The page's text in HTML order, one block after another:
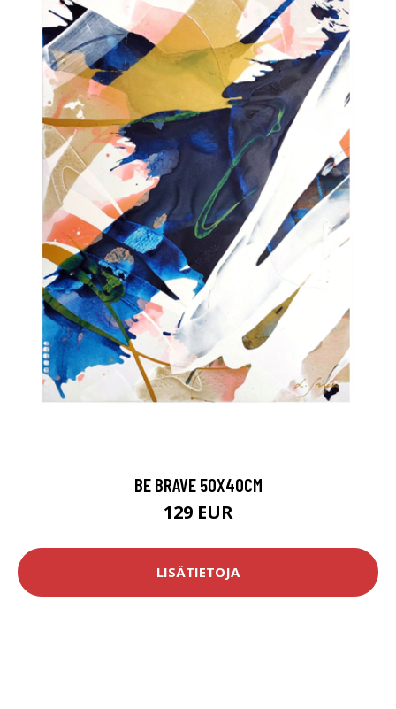
BE BRAVE 50X40CM
129 EUR
LISÄTIETOJA